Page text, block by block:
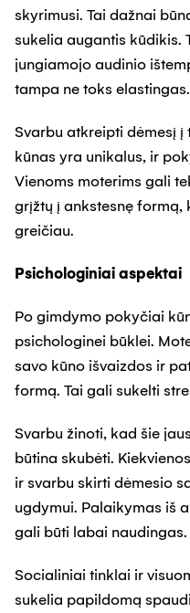
skyrimusi. Tai dažnai
sukelia augantis kūdikis.
jungiamojo audinio
tampa ne toks elastingas.
Svarbu atkreipti dėmesį
kūnas yra unikalus, ir
Vienoms moterims gali
grįžtų į ankstesnę formą,
greičiau.
Psichologiniai aspektai
Po gimdymo pokyčiai
psichologinei būklei.
savo kūno išvaizdos ir
formą. Tai gali sukelti
Svarbu žinoti, kad šie
būtina skubėti.
ir svarbu skirti dėmesio
ugdymui. Palaikymas iš
gali būti labai naudingas.
Socialiniai tinklai ir
sukelia papildomą